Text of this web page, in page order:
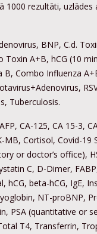
1000 rezultāti, uzlādes
BNP, C.d.
Toxin A+B, hCG (10
B, Combo Influenza
Tuberculosis.
CA-125, CA 15-3,
MB, Cortisol, Covid-19
or doctor’s office),
C, D-Dimer,
hCG, beta-hCG, IgE,
NT-proBNP,
PSA (quantitative or
T4, Transferrin,